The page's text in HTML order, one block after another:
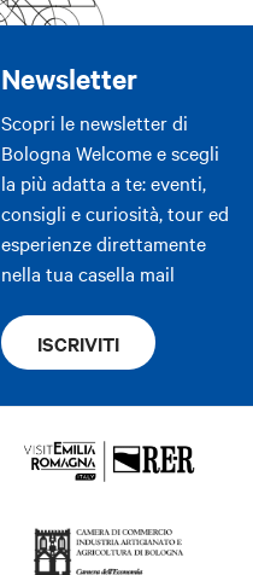
Newsletter
Scopri le newsletter di
Bologna Welcome e scegli
la più adatta a te: eventi,
consigli e curiosità, tour ed
esperienze direttamente
nella tua casella mail
ISCRIVITI